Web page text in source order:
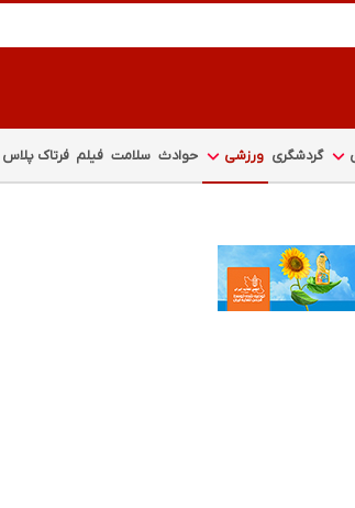
گردشگری ورزشی حوادث سلامت فیلم فرتاک پلاس